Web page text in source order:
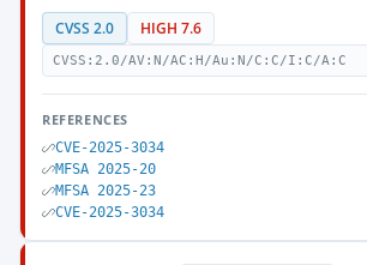
CVSS 2.0 HIGH 7.6
CVSS:2.0/AV:N/AC:H/Au:N/C:C/I:C/A:C
REFERENCES
CVE-2025-3034
MFSA 2025-20
MFSA 2025-23
CVE-2025-3034